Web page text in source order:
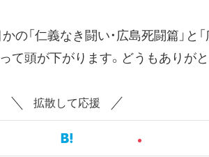
「仁義なき闘い・広島死闘篇」と
て頭が下がります。どうもありがと
拡散して応援